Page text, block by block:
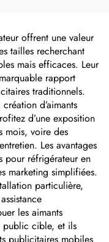
gravées au
plaques nominatives
aluminium anodisé,
autocollant
offrent une valeur
tailles recherchant
mais efficaces. Leur
rapport
traditionnels.
d’aimants
d’une exposition
mois, voire des
Les avantages
pour réfrigérateur en
marketing simplifiées.
particulière,
les aimants
public cible, et ils